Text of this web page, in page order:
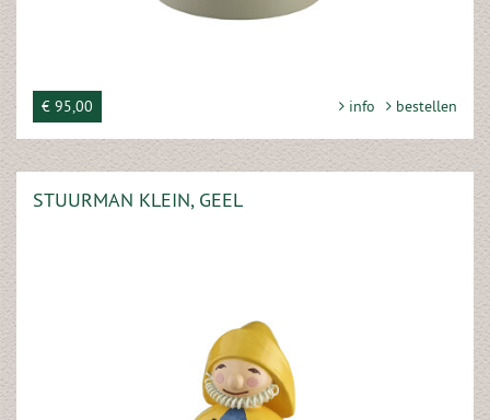
€ 95,00 info bestellen
STUURMAN KLEIN, GEEL